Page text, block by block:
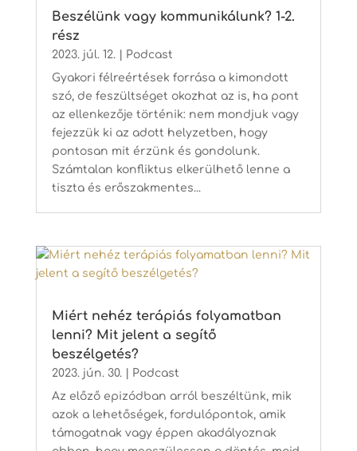
Beszélünk vagy kommunikálunk? 1-2.
rész
2023. júl. 12.|
Podcast
Gyakori félreértések forrása a kimondott
szó, de feszültséget okozhat az is, ha pont
az ellenkezője történik: nem mondjuk vagy
fejezzük ki az adott helyzetben, hogy
pontosan mit érzünk és gondolunk.
Számtalan konfliktus elkerülhető lenne a
tiszta és erőszakmentes...
Miért nehéz terápiás folyamatban
lenni? Mit jelent a segítő
beszélgetés?
2023. jún. 30.|
Podcast
Az előző epizódban arról beszéltünk, mik
azok a lehetőségek, fordulópontok, amik
támogatnak vagy éppen akadályoznak